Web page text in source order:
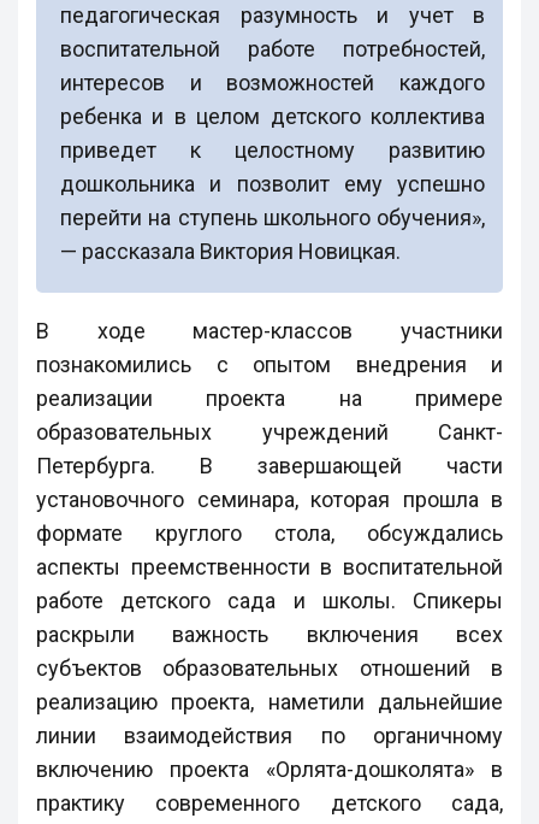
педагогическая разумность и учет в
воспитательной работе потребностей,
интересов и возможностей каждого
ребенка и в целом детского коллектива
приведет к целостному развитию
дошкольника и позволит ему успешно
перейти на ступень школьного обучения»,
— рассказала Виктория Новицкая.
В ходе мастер-классов участники
познакомились с опытом внедрения и
реализации проекта на примере
образовательных учреждений Санкт-
Петербурга. В завершающей части
установочного семинара, которая прошла в
формате круглого стола, обсуждались
аспекты преемственности в воспитательной
работе детского сада и школы. Спикеры
раскрыли важность включения всех
субъектов образовательных отношений в
реализацию проекта, наметили дальнейшие
линии взаимодействия по органичному
включению проекта «Орлята-дошколята» в
практику современного детского сада,